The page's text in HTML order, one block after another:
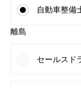
自動車整備
離島
セールスド